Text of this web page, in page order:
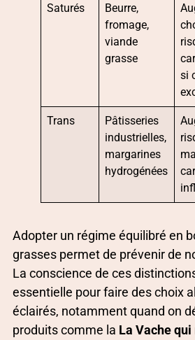
Saturés
Beurre,
fromage,
viande
grasse
si
Trans
Pâtisseries
industrielles,
margarines
hydrogénées
Adopter un régime équilibré en
grasses permet de prévenir de
La conscience de ces
essentielle pour faire des choix
éclairés, notamment quand on
produits comme la La Vache